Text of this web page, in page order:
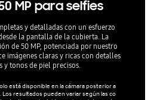
MP para selfies
y detalladas con un esfuerzo
la pantalla de la cubierta. La
de 50 MP, potenciada por nuestro
imágenes claras y ricas con detalles
y tonos de piel precisos.
está disponible en la cámara posterior a
Los resultados pueden variar según las co